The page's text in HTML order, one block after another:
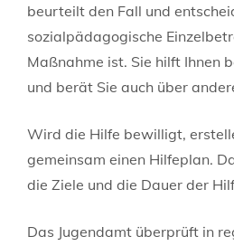
beurteilt den Fall und
sozialpädagogische
Maßnahme ist. Sie hilft Ihnen
und berät Sie auch über
Wird die Hilfe bewilligt,
gemeinsam einen Hilfeplan.
die Ziele und die Dauer der
Das Jugendamt überprüft in